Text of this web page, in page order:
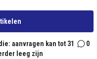
aanvragen kan tot 31
leeg zijn
0